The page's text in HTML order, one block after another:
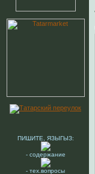
ПИШИТЕ, ЯЗЫГЫЗ:
- содержание
- тех.вопросы